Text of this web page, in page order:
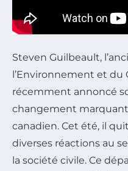
Steven Guilbeault,
l’Environnement et
récemment annoncé
changement
canadien. Cet été, il
diverses réactions au
la société civile. Ce